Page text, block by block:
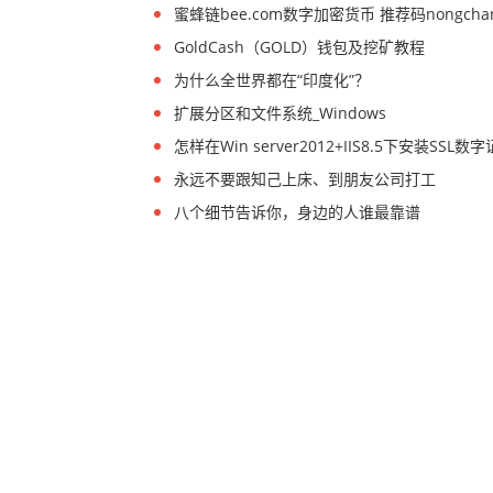
蜜蜂链bee.com数字加密货币 推荐码
GoldCash（GOLD）钱包及挖矿教程
为什么全世界都在“印度化”？
扩展分区和文件系统_Windows
怎样在Win server2012+IIS8.5下安装SSL数字
永远不要跟知己上床、到朋友公司打工
八个细节告诉你，身边的人谁最靠谱